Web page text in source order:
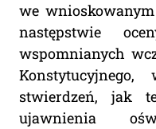
we
następstwie
wspomnianych
stwierdzeń, jak
ujawnienia